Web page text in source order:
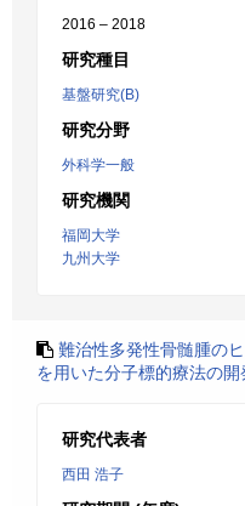
2016 – 2018
研究種目
基盤研究(B)
研究分野
外科学一般
研究機関
福岡大学
九州大学
難治性多発性骨髄腫の
を用いた分子標的療法の開
研究代表者
西田 浩子